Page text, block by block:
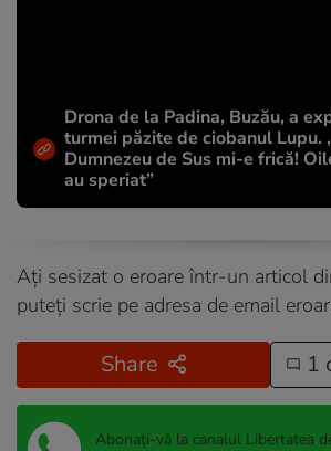
Drona de la Padina, Buzău, a
turmei păzite de ciobanul Lupu.
Dumnezeu de Sus mi-e frică!
au speriat”
Ați sesizat o eroare într-un articol
puteți scrie pe adresa de email
Share 1
Abonați-vă la canalul Libertatea